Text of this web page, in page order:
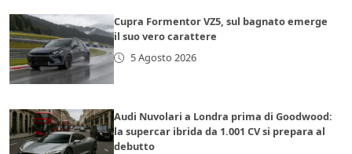
Cupra Formentor VZ5, sul bagnato emerge
il suo vero carattere
5 Agosto 2026
Audi Nuvolari a Londra prima di Goodwood:
la supercar ibrida da 1.001 CV si prepara al
debutto